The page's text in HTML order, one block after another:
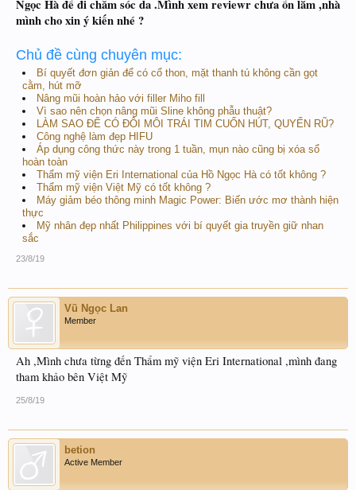
Ngọc Hà để đi chăm sóc da .Mình xem reviewr chưa ổn lắm ,nhà
mình cho xin ý kiến nhé ?
Chủ đề cùng chuyên mục:
Bí quyết đơn giản để có cổ thon, mặt thanh tú không cần gọt
cằm, hút mỡ
Nâng mũi hoàn hảo với filler Miho fill
Vì sao nên chọn nâng mũi Sline không phẫu thuật?
LÀM SAO ĐỂ CÓ ĐÔI MÔI TRÁI TIM CUỐN HÚT, QUYẾN RŨ?
Công nghệ làm đẹp HIFU
Áp dụng công thức này trong 1 tuần, mụn nào cũng bị xóa sổ
hoàn toàn
Thẩm mỹ viện Eri International của Hồ Ngọc Hà có tốt không ?
Thẩm mỹ viện Việt Mỹ có tốt không ?
Máy giảm béo thông minh Magic Power: Biến ước mơ thành hiện
thực
Mỹ nhân đẹp nhất Philippines với bí quyết gia truyền giữ nhan
sắc
23/8/19
Vũ Ngọc Lan
Member
Ah ,Mình chưa từng đến Thẩm mỹ viện Eri International ,mình đang
tham khảo bên Việt Mỹ
25/8/19
betion
Active Member